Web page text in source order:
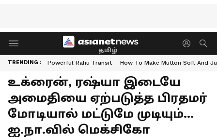
தமிழ்
TRENDING : Powerful Rahu Transit How To Make Mutton Soft And
உக்ரைன், ரஷ்யா இடையே
அமைதியை ஏற்படுத்த பிரதமர்
மோடியால் மட்டுமே முடியும்...
ஐ.நா.வில் மெக்சிகோ